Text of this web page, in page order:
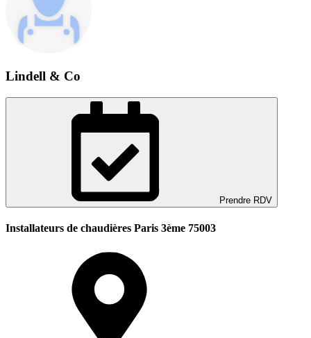
Lindell & Co
Prendre RDV
Installateurs de chaudières Paris 3ème 75003